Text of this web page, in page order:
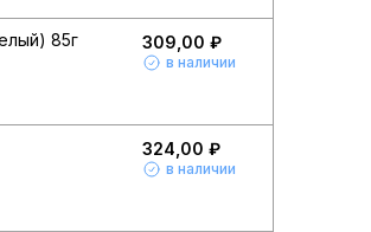
85г 309,00 ₽
в наличии
324,00 ₽
в наличии